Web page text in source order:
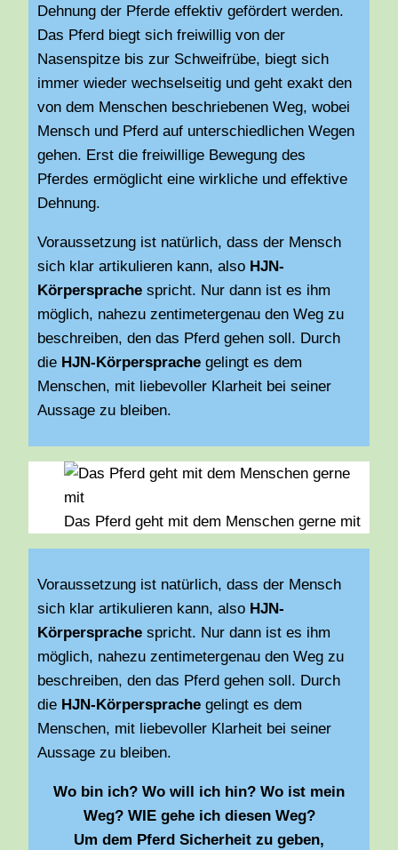
Dehnung der Pferde effektiv gefördert werden.
Das Pferd biegt sich freiwillig von der
Nasenspitze bis zur Schweifrübe, biegt sich
immer wieder wechselseitig und geht exakt den
von dem Menschen beschriebenen Weg, wobei
Mensch und Pferd auf unterschiedlichen Wegen
gehen. Erst die freiwillige Bewegung des
Pferdes ermöglicht eine wirkliche und effektive
Dehnung.
Voraussetzung ist natürlich, dass der Mensch
sich klar artikulieren kann, also HJN-
Körpersprache spricht. Nur dann ist es ihm
möglich, nahezu zentimetergenau den Weg zu
beschreiben, den das Pferd gehen soll. Durch
die HJN-Körpersprache gelingt es dem
Menschen, mit liebevoller Klarheit bei seiner
Aussage zu bleiben.
Das Pferd geht mit dem Menschen gerne mit
Voraussetzung ist natürlich, dass der Mensch
sich klar artikulieren kann, also HJN-
Körpersprache spricht. Nur dann ist es ihm
möglich, nahezu zentimetergenau den Weg zu
beschreiben, den das Pferd gehen soll. Durch
die HJN-Körpersprache gelingt es dem
Menschen, mit liebevoller Klarheit bei seiner
Aussage zu bleiben.
Wo bin ich? Wo will ich hin? Wo ist mein
Weg? WIE gehe ich diesen Weg?
Um dem Pferd Sicherheit zu geben,